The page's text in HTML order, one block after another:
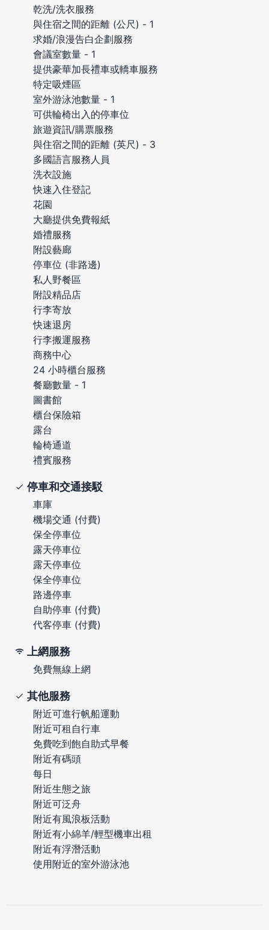
乾洗/洗衣服務
與住宿之間的距離 (公尺) - 1
求婚/浪漫告白企劃服務
會議室數量 - 1
提供豪華加長禮車或轎車服務
特定吸煙區
室外游泳池數量 - 1
可供輪椅出入的停車位
旅遊資訊/購票服務
與住宿之間的距離 (英尺) - 3
多國語言服務人員
洗衣設施
快速入住登記
花園
大廳提供免費報紙
婚禮服務
附設藝廊
停車位 (非路邊)
私人野餐區
附設精品店
行李寄放
快速退房
行李搬運服務
商務中心
24 小時櫃台服務
餐廳數量 - 1
圖書館
櫃台保險箱
露台
輪椅通道
禮賓服務
停車和交通接駁
車庫
機場交通 (付費)
保全停車位
露天停車位
露天停車位
保全停車位
路邊停車
自助停車 (付費)
代客停車 (付費)
上網服務
免費無線上網
其他服務
附近可進行帆船運動
附近可租自行車
免費吃到飽自助式早餐
附近有碼頭
每日
附近生態之旅
附近可泛舟
附近有風浪板活動
附近有小綿羊/輕型機車出租
附近有浮潛活動
使用附近的室外游泳池